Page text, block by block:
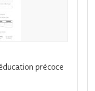
précoce